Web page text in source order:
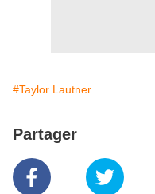
#Taylor Lautner
Partager